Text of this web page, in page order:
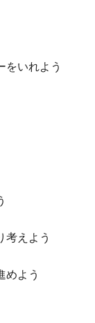
をいれよう
考えよう
めよう